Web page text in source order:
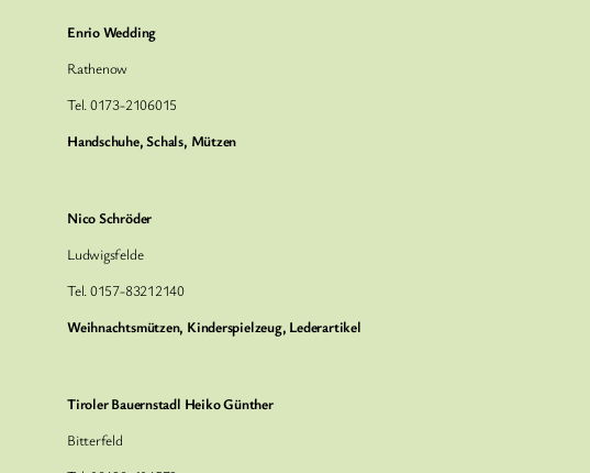
Enrio Wedding
Rathenow
Tel. 0173-2106015
Handschuhe, Schals, Mützen
Nico Schröder
Ludwigsfelde
Tel. 0157-83212140
Weihnachtsmützen, Kinderspielzeug, Lederartikel
Tiroler Bauernstadl Heiko Günther
Bitterfeld